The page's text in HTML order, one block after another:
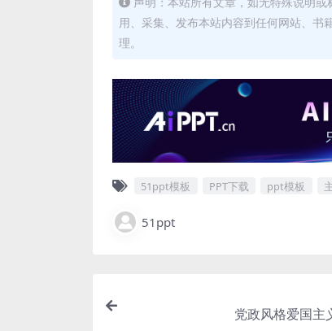
用、采集、发布本站内容到任何网站、
理。
51ppt模板 PPT下载 ppt模板
51ppt
党政风格爱国主